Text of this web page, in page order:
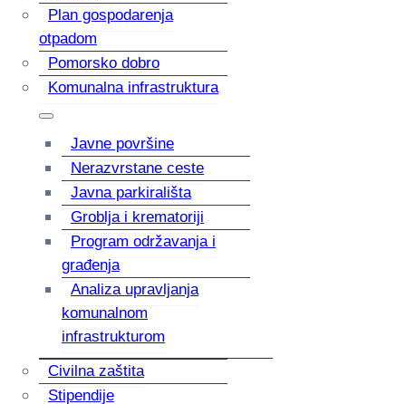
Plan gospodarenja
otpadom
Pomorsko dobro
Komunalna infrastruktura
Javne površine
Nerazvrstane ceste
Javna parkirališta
Groblja i krematoriji
Program održavanja i
građenja
Analiza upravljanja
komunalnom
infrastrukturom
Civilna zaštita
Stipendije